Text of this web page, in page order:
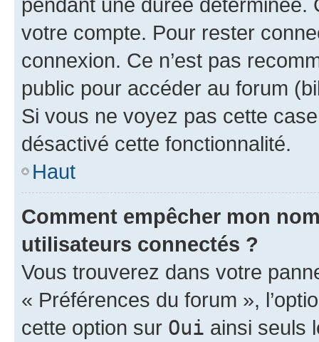
votre compte. Pour rester
connexion. Ce n’est pas
public pour accéder au forum
Si vous ne voyez pas cette
désactivé cette fonctionnalité.
Haut
Comment empêcher mon
utilisateurs connectés ?
Vous trouverez dans votre
« Préférences du forum »,
cette option sur Oui ainsi seuls